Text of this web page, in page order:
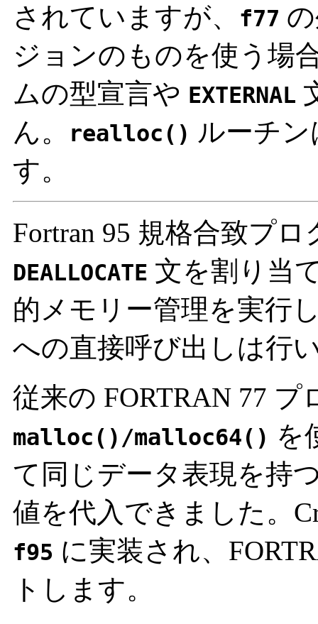
されていますが、 f77
ジョンのものを使う場
ムの型宣言や EXTERNAL
ん。
realloc() ルーチ
す。
Fortran 95 規格合致プ
DEALLOCATE 文を割り当
的メモリー管理を実行
への直接呼び出しは行
従来の FORTRAN 77 プ
malloc()/malloc64() を
て同じデータ表現を持
値を代入できました。
f95 に実装され、
トします。